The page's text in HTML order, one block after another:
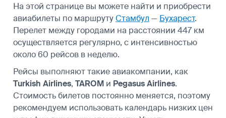
На этой странице вы можете найти и приобрести
авиабилеты по маршрутуСтамбул — Бухарест.
Перелет между городами на расстоянии 447 км
осуществляется регулярно, с интенсивностью
около 60 рейсов в неделю.
Рейсы выполняют такие авиакомпании, как
Turkish Airlines, TAROM и Pegasus Airlines.
Стоимость билетов постоянно меняется, поэтому
рекомендуем использовать календарь низких цен